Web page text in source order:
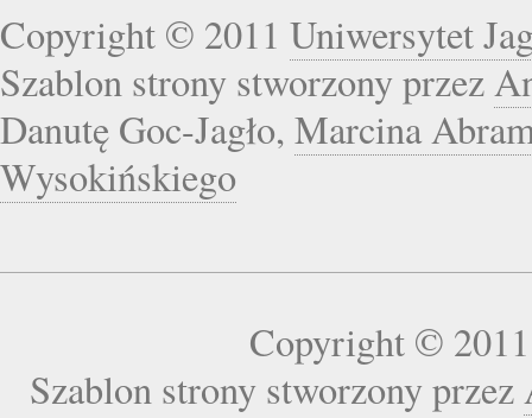
Copyright © 2011 Uniwersytet
Szablon strony stworzony przez
Danutę Goc-Jagło, Marcina
Wysokińskiego
Copyright ©
Szablon strony stworzony przez